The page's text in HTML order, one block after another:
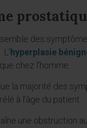
des
hyperplasie
chez l’homme.
la majorité des
à l’âge du patient.
une obstruction